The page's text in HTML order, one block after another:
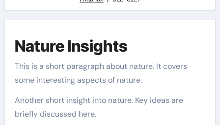
Nature Insights
This is a short paragraph about nature. It covers
some interesting aspects of nature.
Another short insight into nature. Key ideas are
briefly discussed here.